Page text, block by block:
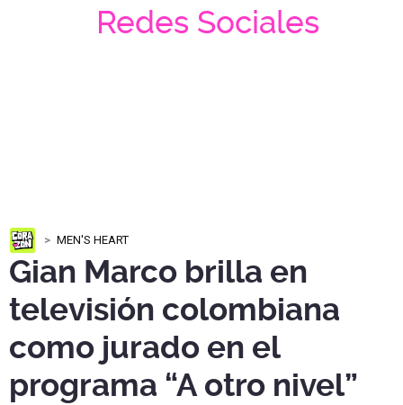
Redes Sociales
MEN'S HEART
Gian Marco brilla en
televisión colombiana
como jurado en el
programa “A otro nivel”